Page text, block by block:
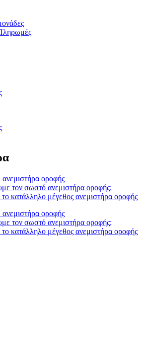
ανεμιστήρα οροφής
τον σωστό ανεμιστήρα οροφής;
κατάλληλο μέγεθος ανεμιστήρα οροφής
ανεμιστήρα οροφής
τον σωστό ανεμιστήρα οροφής;
κατάλληλο μέγεθος ανεμιστήρα οροφής